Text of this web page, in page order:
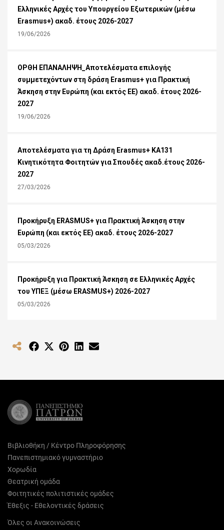
Ελληνικές Αρχές του Υπουργείου Εξωτερικών (μέσω
Erasmus+) ακαδ. έτους 2026-2027
19/06/2026
ΟΡΘΗ ΕΠΑΝΑΛΗΨΗ_Αποτελέσματα επιλογής
συμμετεχόντων στη δράση Erasmus+ για Πρακτική
Άσκηση στην Ευρώπη (και εκτός ΕΕ) ακαδ. έτους 2026-
2027
19/06/2026
Αποτελέσματα για τη Δράση Εrasmus+ KA131
Κινητικότητα Φοιτητών για Σπουδές ακαδ.έτους 2026-
2027
27/03/2026
Προκήρυξη ERASMUS+ για Πρακτική Άσκηση στην
Ευρώπη (και εκτός ΕΕ) ακαδ. έτους 2026-2027
05/03/2026
Προκήρυξη για Πρακτική Άσκηση σε Ελληνικές Αρχές
του ΥΠΕΞ (μέσω ERASMUS+) 2026-2027
05/03/2026
Share Share
(Twitter)
Share Share
Βιβλιοθήκη / Κέντρο Πληροφόρησης
Πανεπιστημιακό γυμναστήριο
Χορωδία
Θεατρική ομάδα
Φοιτητικές πολιτιστικές ομάδες
Έθεξις - Εθελοντικές δράσεις
Όλες οι Ανακοινώσεις